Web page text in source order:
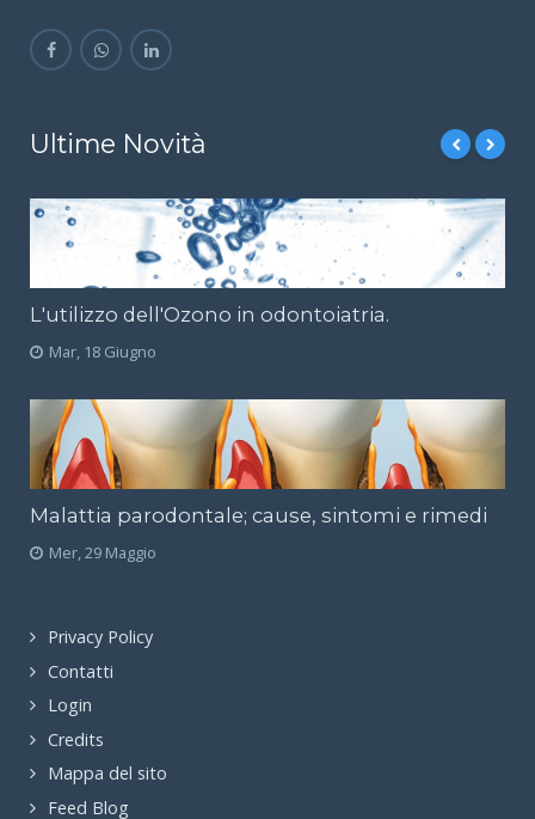
Ultime Novità
L'utilizzo dell'Ozono in odontoiatria.
Mar, 18 Giugno
Malattia parodontale; cause, sintomi e rimedi
Mer, 29 Maggio
Privacy Policy
Contatti
Login
Credits
Mappa del sito
Feed Blog